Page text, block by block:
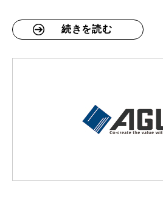
続きを読む